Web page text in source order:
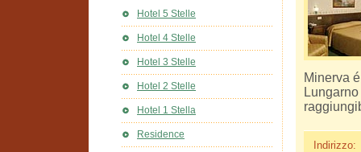
Minerva
Indirizzo:
Hotel 5 Stelle
Hotel 4 Stelle
Hotel 3 Stelle
Hotel 2 Stelle
Hotel 1 Stella
Residence